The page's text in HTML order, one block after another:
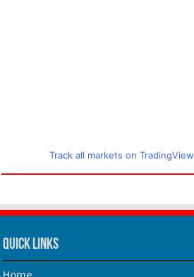
Track all markets on TradingView
Quick Links